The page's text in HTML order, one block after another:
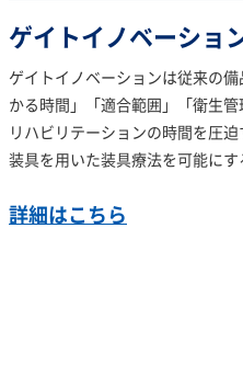
ゲイトイノベーショ
ゲイトイノベーションは従来の
かる時間」「適合範囲」「衛生
リハビリテーションの時間を圧
装具を用いた装具療法を可能にす
詳細はこちら